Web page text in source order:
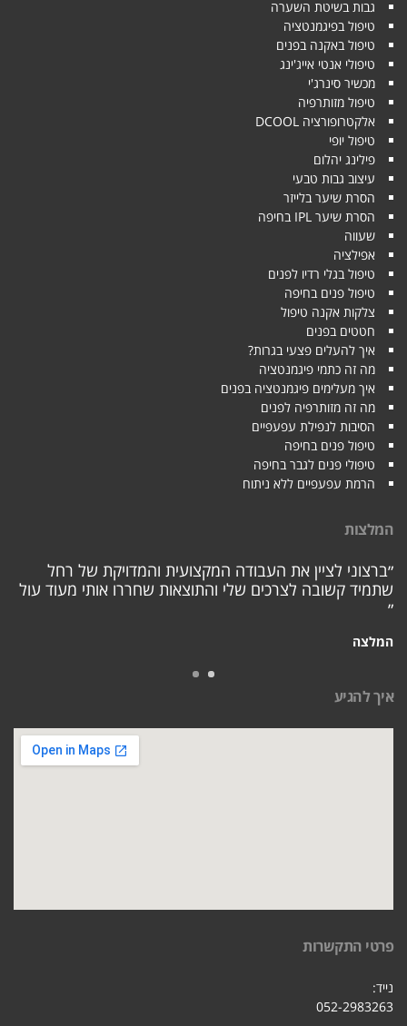
גבות בשיטת השערה
טיפול בפיגמנטציה
טיפול באקנה בפנים
טיפולי אנטי אייג'ינג
מכשיר סינרג'י
טיפול מזותרפיה
אלקטרופורציה DCOOL
טיפול יופי
פילינג יהלום
עיצוב גבות טבעי
הסרת שיער בלייזר
הסרת שיער IPL בחיפה
שעווה
אפילציה
טיפול בגלי רדיו לפנים
טיפול פנים בחיפה
צלקות אקנה טיפול
חטטים בפנים
איך להעלים פצעי בגרות?
מה זה כתמי פיגמנטציה
איך מעלימים פיגמנטציה בפנים
מה זה מזותרפיה לפנים
הסיבות לנפילת עפעפיים
טיפול פנים בחיפה
טיפולי פנים לגבר בחיפה
הרמת עפעפיים ללא ניתוח
המלצות
״ברצוני לציין את העבודה המקצועית והמדויקת של רחל
שתמיד קשובה לצרכים שלי והתוצאות שחררו אותי מעוד עול
״
המלצה
איך להגיע
פרטי התקשרות
נייד:
052-2983263